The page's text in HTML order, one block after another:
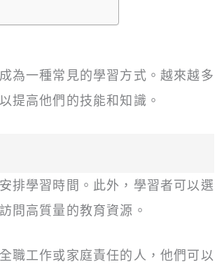
為一種常見的學習方式。越來越多
提高他們的技能和知識。
排學習時間。此外，學習者可以選
問高質量的教育資源。
職工作或家庭責任的人，他們可以